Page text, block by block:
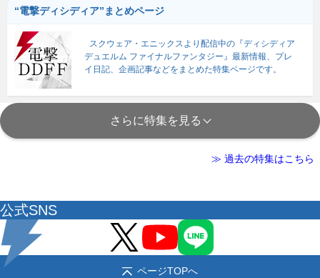
“電撃ディシディア”まとめページ
スクウェア・エニックスより配信中の『ディシディア
デュエルム ファイナルファンタジー』最新情報、プレ
イ日記、企画記事などをまとめた特集ページです。
さらに特集を見る
≫ 過去の特集はこちら
公式SNS
ページTOPへ